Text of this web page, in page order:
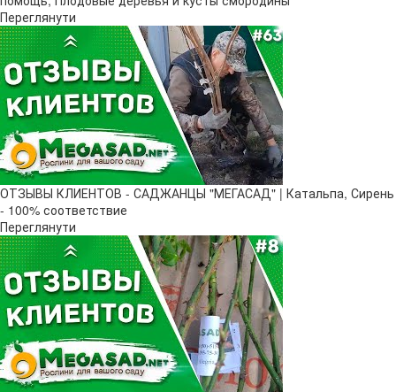
Переглянути
ОТЗЫВЫ КЛИЕНТОВ - САДЖАНЦЫ "МЕГАСАД" | Катальпа, Сирень
- 100% соответствие
Переглянути